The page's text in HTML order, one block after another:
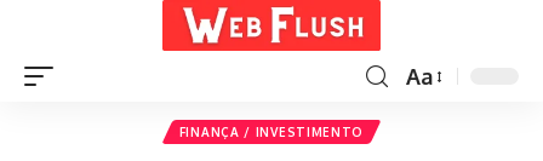
Aa
FINANÇA / INVESTIMENTO